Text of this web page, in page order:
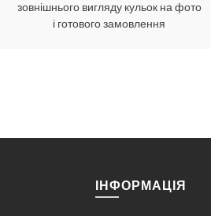
зовнішнього вигляду кульок на фото
і готового замовлення
ІНФОРМАЦІЯ